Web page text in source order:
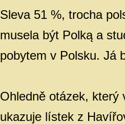
Sleva 51 %, trocha
musela být Polką a
pobytem v Polsku. Já
Ohledně otázek, který
ukazuje lístek z